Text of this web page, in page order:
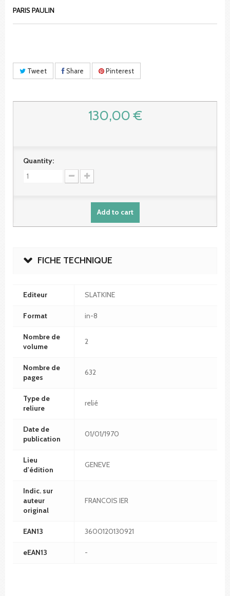
PARIS PAULIN
Tweet Share Pinterest
130,00 €
Quantity:
Add to cart
FICHE TECHNIQUE
Editeur SLATKINE
Format in-8
Nombre de
volume
2
Nombre de
pages
632
Type de
reliure
relié
Date de
publication
01/01/1970
Lieu
d'édition
GENEVE
Indic. sur
auteur
original
FRANCOIS IER
EAN13 3600120130921
eEAN13 -